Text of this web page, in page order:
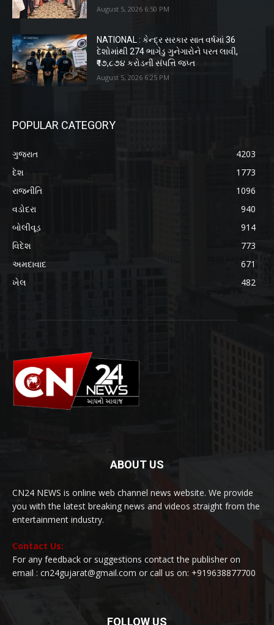
August 5, 2026 6:50 PM
NATIONAL : કેન્દ્ર સરકાર સાત વર્ષમાં 36
દેશોમાંથી 274 ભાગેડુ ગુનેગારોને પરત લાવી,
₹૧૭,૮૭૪ કરોડની સંપત્તિ જપ્ત
August 5, 2026 6:25 PM
POPULAR CATEGORY
ગુજરાત
4203
દેશ
1773
રાજનીતિ
1096
વડોદરા
940
બોલીવૂડ
914
વિદેશ
773
અમદાવાદ
671
ખેલ
482
ABOUT US
CN24 NEWS is online web channel news website. We provide
you with the latest breaking news and videos straight from the
entertainment industry.
Contact Us:
For any feedback or suggestions contact the publisher on
email : cn24gujarat@gmail.com or call us on: +919638877700
FOLLOW US